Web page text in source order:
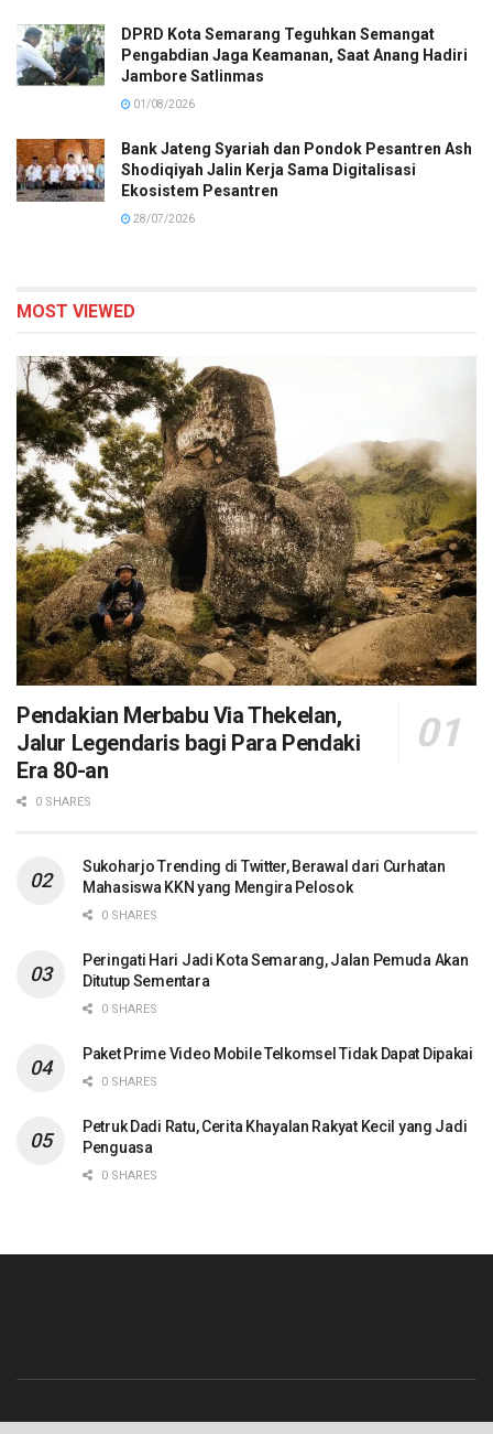
DPRD Kota Semarang Teguhkan Semangat
Pengabdian Jaga Keamanan, Saat Anang Hadiri
Jambore Satlinmas
01/08/2026
Bank Jateng Syariah dan Pondok Pesantren Ash
Shodiqiyah Jalin Kerja Sama Digitalisasi
Ekosistem Pesantren
28/07/2026
MOST VIEWED
Pendakian Merbabu Via Thekelan,
Jalur Legendaris bagi Para Pendaki
Era 80-an
0 SHARES
Sukoharjo Trending di Twitter, Berawal dari Curhatan
Mahasiswa KKN yang Mengira Pelosok
0 SHARES
Peringati Hari Jadi Kota Semarang, Jalan Pemuda Akan
Ditutup Sementara
0 SHARES
Paket Prime Video Mobile Telkomsel Tidak Dapat Dipakai
0 SHARES
Petruk Dadi Ratu, Cerita Khayalan Rakyat Kecil yang Jadi
Penguasa
0 SHARES